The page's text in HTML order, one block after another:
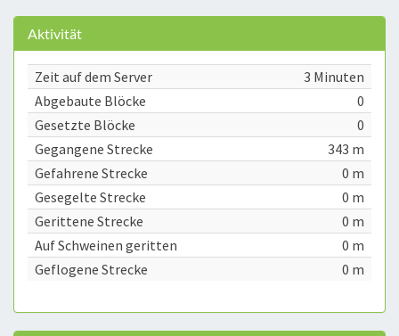
Aktivität
Zeit auf dem Server
3 Minuten
Abgebaute Blöcke
0
Gesetzte Blöcke
0
Gegangene Strecke
343 m
Gefahrene Strecke
0 m
Gesegelte Strecke
0 m
Gerittene Strecke
0 m
Auf Schweinen geritten
0 m
Geflogene Strecke
0 m